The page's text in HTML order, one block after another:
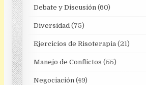
Debate y Discusión(60)
Diversidad(75)
Ejercicios de Risoterapia(21)
Manejo de Conflictos (55)
Negociación(49)